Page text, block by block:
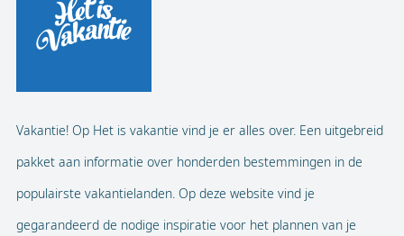
Vakantie! Op Het is vakantie vind je er alles over. Een uitgebreid
pakket aan informatie over honderden bestemmingen in de
populairste vakantielanden. Op deze website vind je
gegarandeerd de nodige inspiratie voor het plannen van je